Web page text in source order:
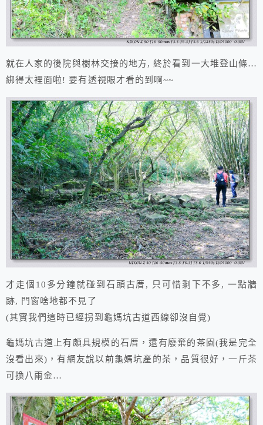
就在人家的後院與樹林交接的地方, 終於看到一大堆登山條…
綁得太裡面啦! 要有透視眼才看的到啊~~
才走個10多分鐘就碰到石頭古厝, 只可惜剩下不多, 一點牆
跡, 門窗啥地都不見了
(其實我們這時已經拐到龜媽坑古道西線卻沒自覺)
龜媽坑古道上有頗具規模的石厝，還有廢棄的茶園(我是完全
沒看出來)，有網友說以前龜媽坑產的茶，品質很好，一斤茶
可換八兩金…